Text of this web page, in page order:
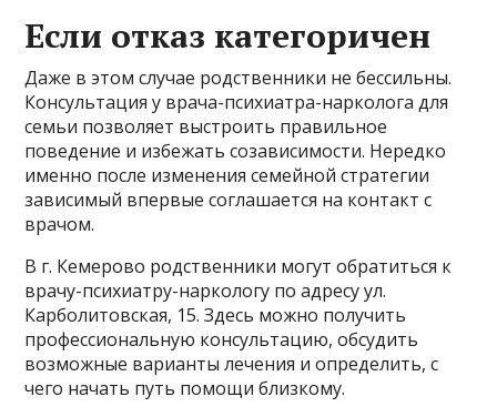
Если отказ категоричен
Даже в этом случае родственники не бессильны.
Консультация у врача-психиатра-нарколога для
семьи позволяет выстроить правильное
поведение и избежать созависимости. Нередко
именно после изменения семейной стратегии
зависимый впервые соглашается на контакт с
врачом.
В г. Кемерово родственники могут обратиться к
врачу-психиатру-наркологу по адресу ул.
Карболитовская, 15. Здесь можно получить
профессиональную консультацию, обсудить
возможные варианты лечения и определить, с
чего начать путь помощи близкому.